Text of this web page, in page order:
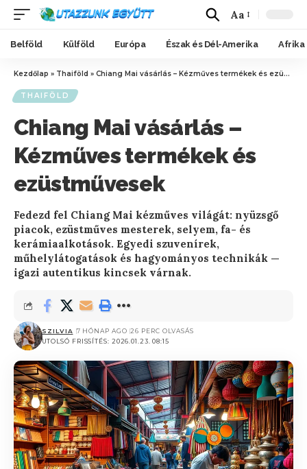
Aa
Belföld Külföld Európa Észak és Dél-Amerika Afrika
Kezdőlap » Thaiföld » Chiang Mai vásárlás – Kézműves termékek és ezüstművesek
THAIFÖLD
Chiang Mai vásárlás –
Kézműves termékek és
ezüstművesek
Fedezd fel Chiang Mai kézműves világát: nyüzsgő
piacok, ezüstműves mesterek, selyem, fa- és
kerámiaalkotások. Egyedi szuvenírek,
műhelylátogatások és hagyományos technikák —
igazi autentikus kincsek várnak.
UTOLSÓ FRISSÍTÉS: 2026.01.23. 08:15
SZILVIA 7 HÓNAP AGO 26 PERC OLVASÁS